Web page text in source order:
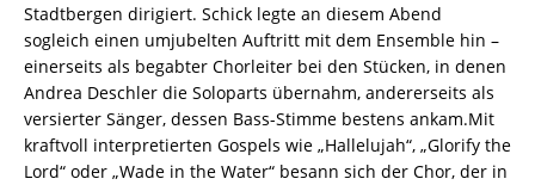
Stadtbergen dirigiert. Schick legte an diesem Abend
sogleich einen umjubelten Auftritt mit dem Ensemble hin –
einerseits als begabter Chorleiter bei den Stücken, in denen
Andrea Deschler die Soloparts übernahm, andererseits als
versierter Sänger, dessen Bass-Stimme bestens ankam.Mit
kraftvoll interpretierten Gospels wie „Hallelujah“, „Glorify the
Lord“ oder „Wade in the Water“ besann sich der Chor, der in